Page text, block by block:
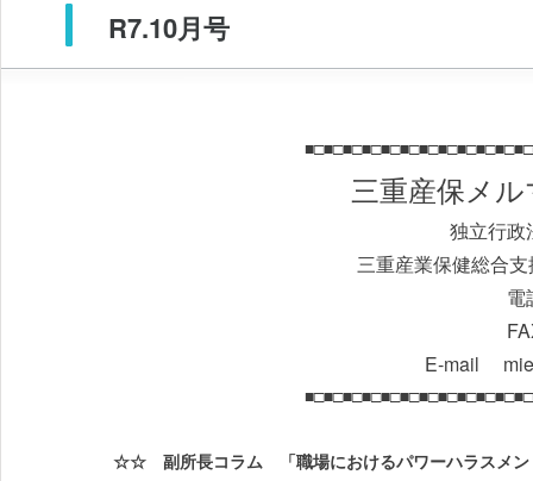
R7.10月号
三重産保メ
独立行政
三重産業保健総合
E-mail
☆☆ 副所長コラム 「職場におけるパワーハラスメ